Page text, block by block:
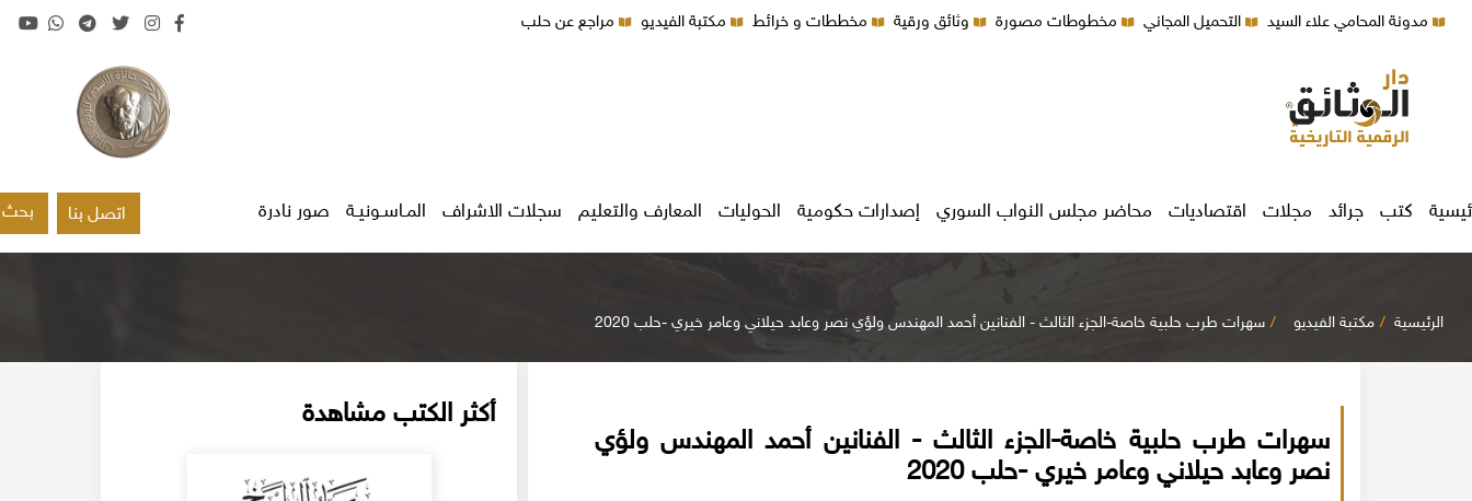
مدونة المحامي علاء السيد التحميل المجاني مخطوطات مصورة وثائق ورقية مخططات و خرائط مكتبة الفيديو مراجع عن حلب
كتب جرائد مجلات اقتصاديات محاضر مجلس النواب السوري إصدارات حكومية الحوليات المعارف والتعليم سجلات الاشراف المـاسـونيـة صور نادرة اتصل بنا بحث
الرئيسية مكتبة الفيديو سهرات طرب حلبية خاصة-الجزء الثالث - الفنانين أحمد المهندس ولؤي نصر وعابد حيلاني وعامر خيري -حلب 2020
سهرات طرب حلبية خاصة-الجزء الثالث - الفنانين أحمد المهندس ولؤي
نصر وعابد حيلاني وعامر خيري -حلب 2020
أكثر الكتب مشاهدة